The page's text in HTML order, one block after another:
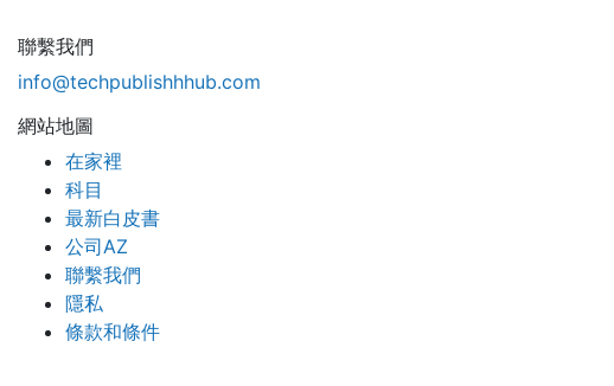
聯繫我們
info@techpublishhhub.com
網站地圖
在家裡
科目
最新白皮書
公司AZ
聯繫我們
隱私
條款和條件